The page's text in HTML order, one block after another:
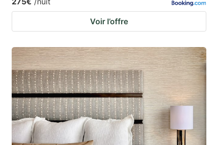
Voir l’offre